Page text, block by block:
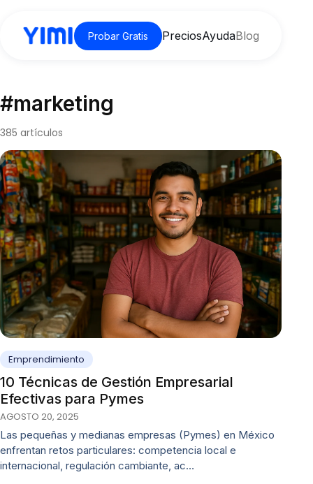
Probar Gratis PreciosAyudaBlog
#marketing
385 artículos
Emprendimiento
10 Técnicas de Gestión Empresarial
Efectivas para Pymes
AGOSTO 20, 2025
Las pequeñas y medianas empresas (Pymes) en México
enfrentan retos particulares: competencia local e
internacional, regulación cambiante, ac…